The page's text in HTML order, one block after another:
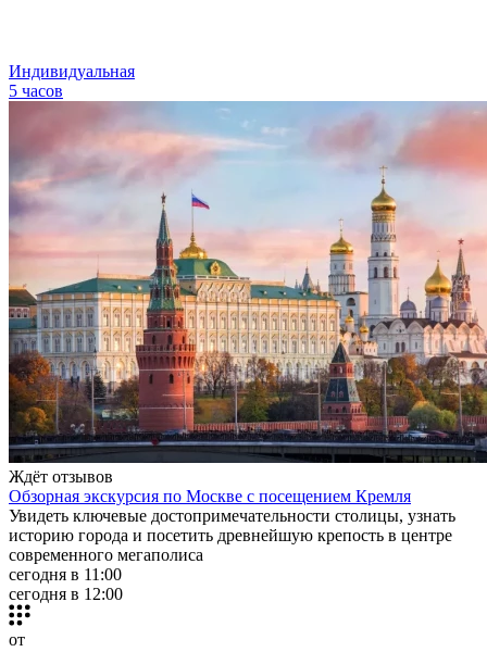
Индивидуальная
5 часов
Ждёт отзывов
Обзорная экскурсия по Москве с посещением Кремля
Увидеть ключевые достопримечательности столицы, узнать
историю города и посетить древнейшую крепость в центре
современного мегаполиса
сегодня в 11:00
сегодня в 12:00
от